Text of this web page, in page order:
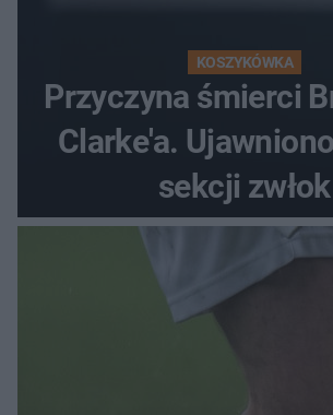
KOSZYKÓWKA
Przyczyna śmierci
Clarke'a.
sekcji zwłok